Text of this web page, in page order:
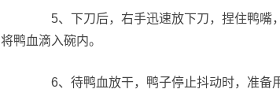
5、下刀后，右手迅速放下刀，捏住鸭嘴，
将鸭血滴入碗内。
6、待鸭血放干，鸭子停止抖动时，准备用